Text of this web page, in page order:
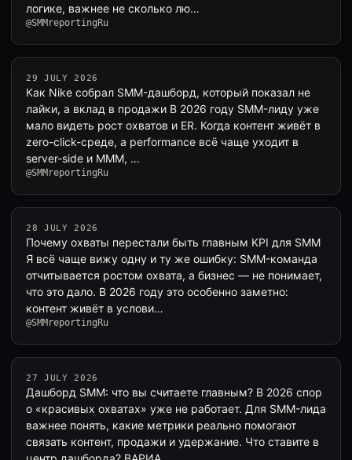
логике, важнее не сколько лю…
@SMMreportingRu
29 JULY 2026
Как Nike собрал SMM-дашборд, который показал не
лайки, а вклад в продажи В 2026 году SMM-лиду уже
мало видеть рост охватов и ER. Когда контент живёт в
zero-click-среде, а performance всё чаще уходит в
server-side и MMM, …
@SMMreportingRu
28 JULY 2026
Почему охваты перестали быть главным KPI для SMM
Я всё чаще вижу одну и ту же ошибку: SMM-команда
отчитывается ростом охвата, а бизнес — не понимает,
что это дало. В 2026 году это особенно заметно:
контент живёт в услови…
@SMMreportingRu
27 JULY 2026
Дашборд SMM: что вы считаете главным? В 2026 спор
о «красивых охватах» уже не работает. Для SMM-лида
важнее понять, какие метрики реально помогают
связать контент, продажи и удержание. Что ставите в